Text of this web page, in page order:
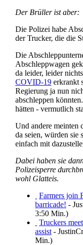
Der Brüller ist aber:
Die Polizei habe
der Trucker, die die
Die
Abschleppwagen
da leider, leider
COVID-19 erkrankt
Regierung ja nun
abschleppen
hätten - vermutlich
Und andere meinten
da seien, würden sie
einfach mit
Dabei haben sie
Polizeisperre
wohl Glatteis.
Farmers join
barricade! -
3:50 Min.)
Truckers
assist -
Min.)